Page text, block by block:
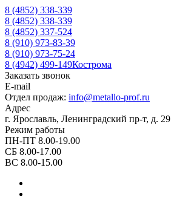
8 (4852) 338-339
8 (4852) 338-339
8 (4852) 337-524
8 (910) 973-83-39
8 (910) 973-75-24
8 (4942) 499-149Кострома
Заказать звонок
E-mail
Отдел продаж: info@metallo-prof.ru
Адрес
г. Ярославль, Ленинградский пр-т, д. 29
Режим работы
ПН-ПТ 8.00-19.00
СБ 8.00-17.00
ВС 8.00-15.00